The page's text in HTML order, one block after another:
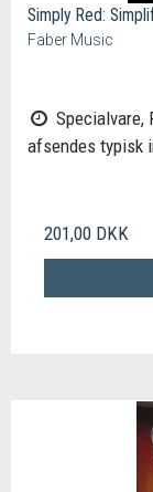
Simply Red:
Faber Music
Specialvare,
afsendes typisk
201,00 DKK